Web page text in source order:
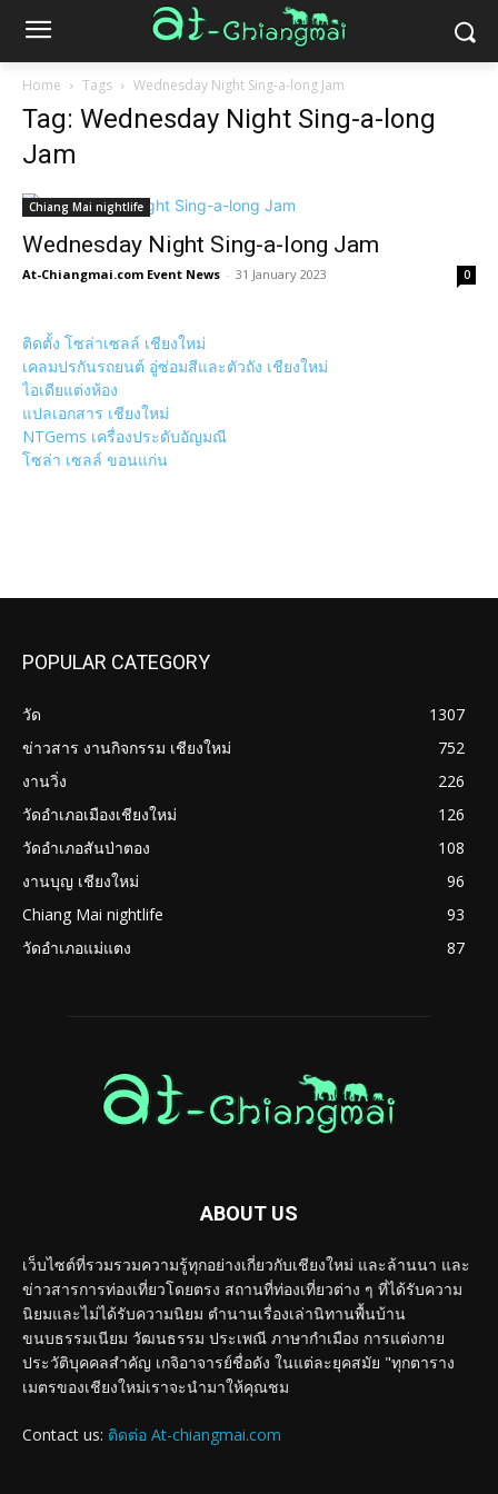
Home Tags Wednesday Night Sing-a-long Jam
Tag: Wednesday Night Sing-a-long
Jam
Chiang Mai nightlife
Wednesday Night Sing-a-long Jam
At-Chiangmai.com Event News - 31 January 2023 0
ติดตั้ง โซล่าเซลล์ เชียงใหม่
เคลมปรกันรถยนต์ อู่ซ่อมสีและตัวถัง เชียงใหม่
ไอเดียแต่งห้อง
แปลเอกสาร เชียงใหม่
NTGems เครื่องประดับอัญมณี
โซล่า เซลล์ ขอนแก่น
POPULAR CATEGORY
วัด
1307
ข่าวสาร งานกิจกรรม เชียงใหม่
752
งานวิ่ง
226
วัดอำเภอเมืองเชียงใหม่
126
วัดอำเภอสันป่าตอง
108
งานบุญ เชียงใหม่
96
Chiang Mai nightlife
93
วัดอำเภอแม่แตง
87
ABOUT US
เว็บไซต์ที่รวมรวมความรู้ทุกอย่างเกี่ยวกับเชียงใหม่ และล้านนา และ
ข่าวสารการท่องเที่ยวโดยตรง สถานที่ท่องเที่ยวต่าง ๆ ที่ได้รับความ
นิยมและไม่ได้รับความนิยม ตำนานเรื่องเล่านิทานพื้นบ้าน
ขนบธรรมเนียม วัฒนธรรม ประเพณี ภาษากำเมือง การแต่งกาย
ประวัติบุคคลสำคัญ เกจิอาจารย์ชื่อดัง ในแต่ละยุคสมัย "ทุกตาราง
เมตรของเชียงใหม่เราจะนำมาให้คุณชม
Contact us: ติดต่อ At-chiangmai.com